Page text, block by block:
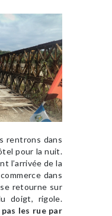
rentrons dans
pour la nuit.
l’arrivée de la
dans
retourne sur
doigt, rigole.
les rue par